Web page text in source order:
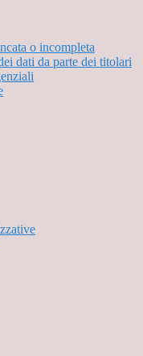
o incompleta
dati da parte dei titolari